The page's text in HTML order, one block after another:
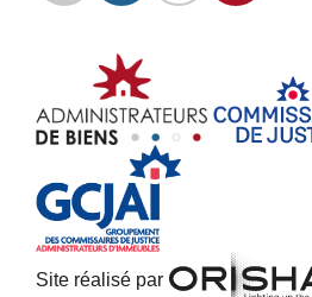
Site réalisé par